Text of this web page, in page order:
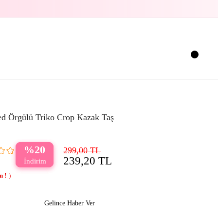
Örgülü Triko Crop Kazak Taş
20 299,00 TL
239,20 TL
Gelince Haber Ver